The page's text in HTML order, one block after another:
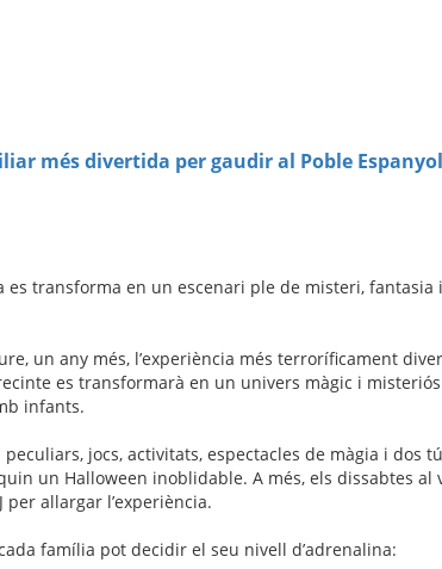
més divertida per gaudir al Poble Espanyol
es transforma en un escenari ple de misteri,
un any més, l’experiència més terroríficament
es transformarà en un univers màgic i
infants.
jocs, activitats, espectacles de màgia i dos
un Halloween inoblidable. A més, els dissabtes al
per allargar l’experiència.
família pot decidir el seu nivell d’adrenalina: